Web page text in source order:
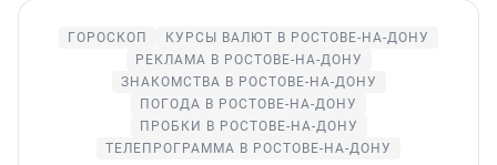
ГОРОСКОП
КУРСЫ ВАЛЮТ В РОСТОВЕ-НА-ДОНУ
РЕКЛАМА В РОСТОВЕ-НА-ДОНУ
ЗНАКОМСТВА В РОСТОВЕ-НА-ДОНУ
ПОГОДА В РОСТОВЕ-НА-ДОНУ
ПРОБКИ В РОСТОВЕ-НА-ДОНУ
ТЕЛЕПРОГРАММА В РОСТОВЕ-НА-ДОНУ